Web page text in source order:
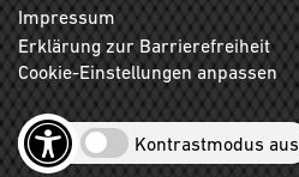
Impressum
Erklärung zur Barrierefreiheit
Cookie-Einstellungen anpassen
Kontrastmodus aus